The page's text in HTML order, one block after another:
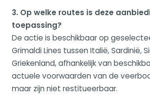
3. Op welke routes is deze
toepassing?
De actie is beschikbaar op
Grimaldi Lines tussen Italië, Sardinië,
Griekenland, afhankelijk van
actuele voorwaarden van de
maar zijn niet restitueerbaar.